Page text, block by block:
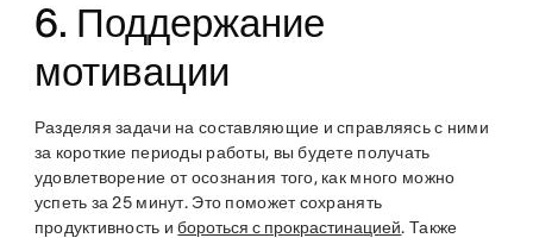
6. Поддержание
мотивации
Разделяя задачи на составляющие и справляясь с ними
за короткие периоды работы, вы будете получать
удовлетворение от осознания того, как много можно
успеть за 25 минут. Это поможет сохранять
продуктивность ибороться с прокрастинацией. Также